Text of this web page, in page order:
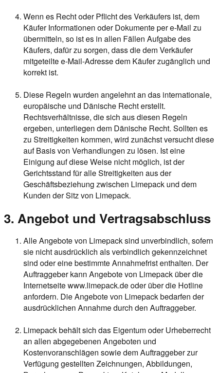
Wenn es Recht oder Pflicht des Verkäufers ist, dem
Käufer Informationen oder Dokumente per e-Mail zu
übermitteln, so ist es in allen Fällen Aufgabe des
Käufers, dafür zu sorgen, dass die dem Verkäufer
mitgeteilte e-Mail-Adresse dem Käufer zugänglich und
korrekt ist.
Diese Regeln wurden angelehnt an das internationale,
europäische und Dänische Recht erstellt.
Rechtsverhältnisse, die sich aus diesen Regeln
ergeben, unterliegen dem Dänische Recht. Sollten es
zu Streitigkeiten kommen, wird zunächst versucht diese
auf Basis von Verhandlungen zu lösen. Ist eine
Einigung auf diese Weise nicht möglich, ist der
Gerichtsstand für alle Streitigkeiten aus der
Geschäftsbeziehung zwischen Limepack und dem
Kunden der Sitz von Limepack.
3. Angebot und Vertragsabschluss
Alle Angebote von Limepack sind unverbindlich, sofern
sie nicht ausdrücklich als verbindlich gekennzeichnet
sind oder eine bestimmte Annahmefrist enthalten. Der
Auftraggeber kann Angebote von Limepack über die
Internetseite www.limepack.de oder über die Hotline
anfordern. Die Angebote von Limepack bedarfen der
ausdrücklichen Annahme durch den Auftraggeber.
Limepack behält sich das Eigentum oder Urheberrecht
an allen abgegebenen Angeboten und
Kostenvoranschlägen sowie dem Auftraggeber zur
Verfügung gestellten Zeichnungen, Abbildungen,